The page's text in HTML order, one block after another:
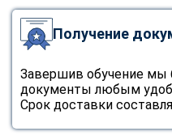
Получение
Завершив обучение мы
документы любым
Срок доставки